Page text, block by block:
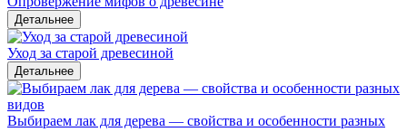
Детальнее
Уход за старой древесиной
Детальнее
Выбираем лак для дерева — свойства и особенности разных